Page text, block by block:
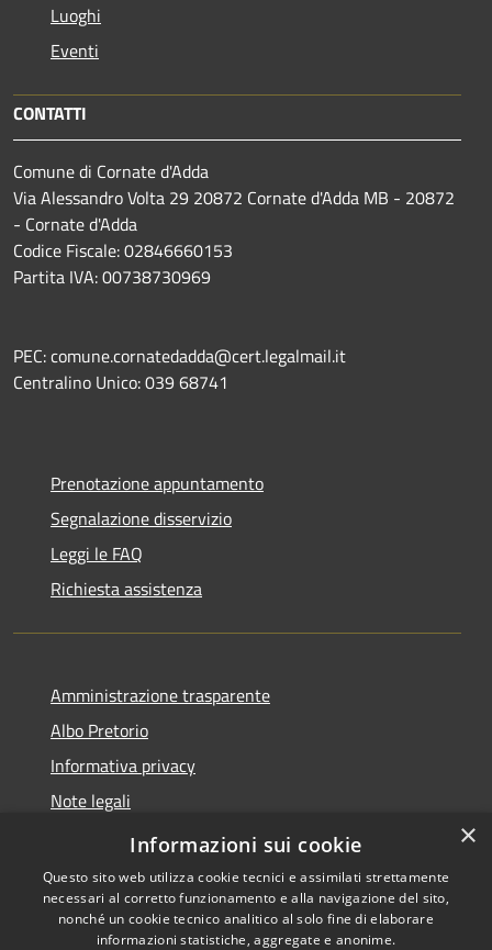
Luoghi
Eventi
CONTATTI
Comune di Cornate d'Adda
Via Alessandro Volta 29 20872 Cornate d'Adda MB - 20872
- Cornate d'Adda
Codice Fiscale: 02846660153
Partita IVA: 00738730969
PEC: comune.cornatedadda@cert.legalmail.it
Centralino Unico: 039 68741
Prenotazione appuntamento
Segnalazione disservizio
Leggi le FAQ
Richiesta assistenza
Amministrazione trasparente
Albo Pretorio
Informativa privacy
Note legali
Dichiarazione di accessibilità
×
Informazioni sui cookie
Questo sito web utilizza cookie tecnici e assimilati strettamente
necessari al corretto funzionamento e alla navigazione del sito,
nonché un cookie tecnico analitico al solo fine di elaborare
informazioni statistiche, aggregate e anonime.